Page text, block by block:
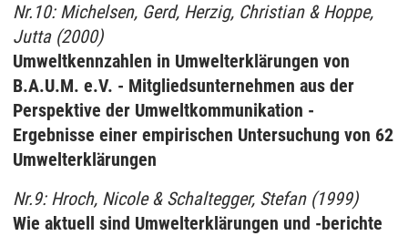
Nr.10: Michelsen, Gerd, Herzig, Christian & Hoppe,
Jutta (2000)
Umweltkennzahlen in Umwelterklärungen von
B.A.U.M. e.V. - Mitgliedsunternehmen aus der
Perspektive der Umweltkommunikation -
Ergebnisse einer empirischen Untersuchung von 62
Umwelterklärungen
Nr.9: Hroch, Nicole & Schaltegger, Stefan (1999)
Wie aktuell sind Umwelterklärungen und -berichte